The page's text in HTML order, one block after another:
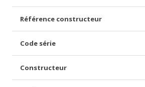
Référence constructeur
Code série
Constructeur